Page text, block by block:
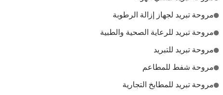
مروحة تبريد لجهاز إزالة الرطوبة
مروحة تبريد للرعاية الصحية والطبية
مروحة تبريد للتبريد
مروحة شفط للمطاعم
مروحة تبريد للمطابخ التجارية